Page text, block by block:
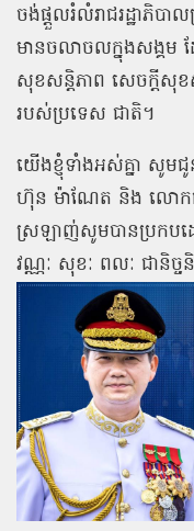
ចង់ផ្តួលរំលំរាជរដ្ឋាភិបា
មានចលាចលក្នុងសង្គម
សុខសន្តិភាព សេចក្តីសុខ
របស់ប្រទេស ជាតិ។
យើងខ្ញុំទាំងអស់គ្នា សូម
ហ៊ុន ម៉ាណែត និង លោកជំ
ស្រឡាញ់សូមបានប្រកបដ
វណ្ណៈ សុខៈ ពលៈ ជានិច្ច